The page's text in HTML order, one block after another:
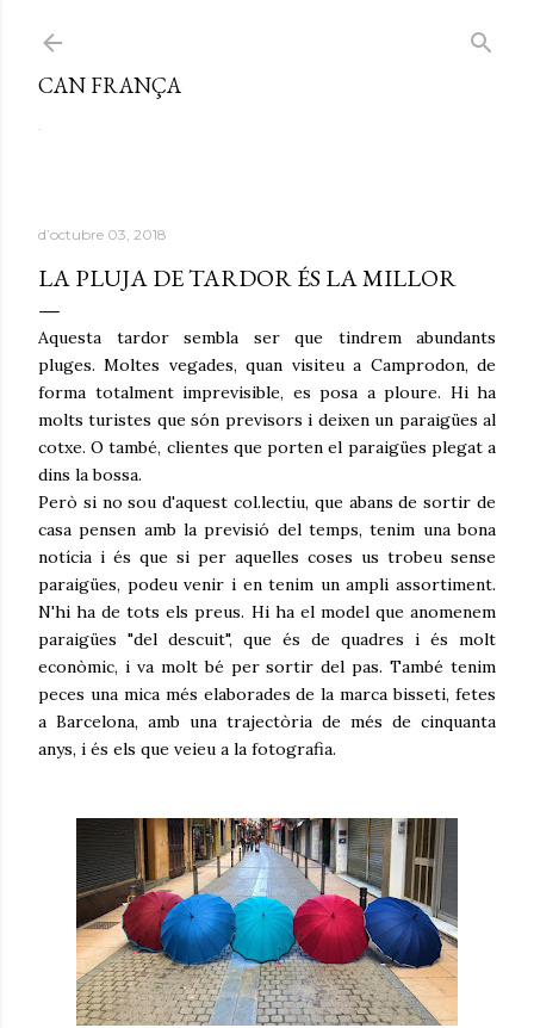
CAN FRANÇA
.
d’octubre 03, 2018
LA PLUJA DE TARDOR ÉS LA MILLOR
Aquesta tardor sembla ser que tindrem abundants
pluges. Moltes vegades, quan visiteu a Camprodon, de
forma totalment imprevisible, es posa a ploure. Hi ha
molts turistes que són previsors i deixen un paraigües al
cotxe. O també, clientes que porten el paraigües plegat a
dins la bossa.
Però si no sou d'aquest col.lectiu, que abans de sortir de
casa pensen amb la previsió del temps, tenim una bona
notícia i és que si per aquelles coses us trobeu sense
paraigües, podeu venir i en tenim un ampli assortiment.
N'hi ha de tots els preus. Hi ha el model que anomenem
paraigües "del descuit", que és de quadres i és molt
econòmic, i va molt bé per sortir del pas. També tenim
peces una mica més elaborades de la marca bisseti, fetes
a Barcelona, amb una trajectòria de més de cinquanta
anys, i és els que veieu a la fotografia.